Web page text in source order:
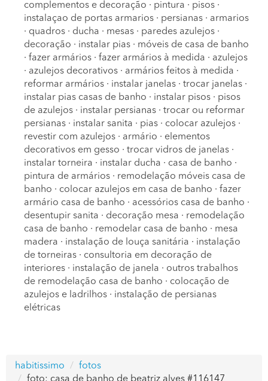
complementos e decoração · pintura · pisos ·
instalaçao de portas armarios · persianas · armarios
· quadros · ducha · mesas · paredes azulejos ·
decoração · instalar pias · móveis de casa de banho
· fazer armários · fazer armários à medida · azulejos
· azulejos decorativos · armários feitos à medida ·
reformar armários · instalar janelas · trocar janelas ·
instalar pias casas de banho · instalar pisos · pisos
de azulejos · instalar persianas · trocar ou reformar
persianas · instalar sanita · pias · colocar azulejos ·
revestir com azulejos · armário · elementos
decorativos em gesso · trocar vidros de janelas ·
instalar torneira · instalar ducha · casa de banho ·
pintura de armários · remodelação móveis casa de
banho · colocar azulejos em casa de banho · fazer
armário casa de banho · acessórios casa de banho ·
desentupir sanita · decoração mesa · remodelação
casa de banho · remodelar casa de banho · mesa
madera · instalação de louça sanitária · instalação
de torneiras · consultoria em decoração de
interiores · instalação de janela · outros trabalhos
de remodelação casa de banho · colocação de
azulejos e ladrilhos · instalação de persianas
elétricas
habitissimo
fotos